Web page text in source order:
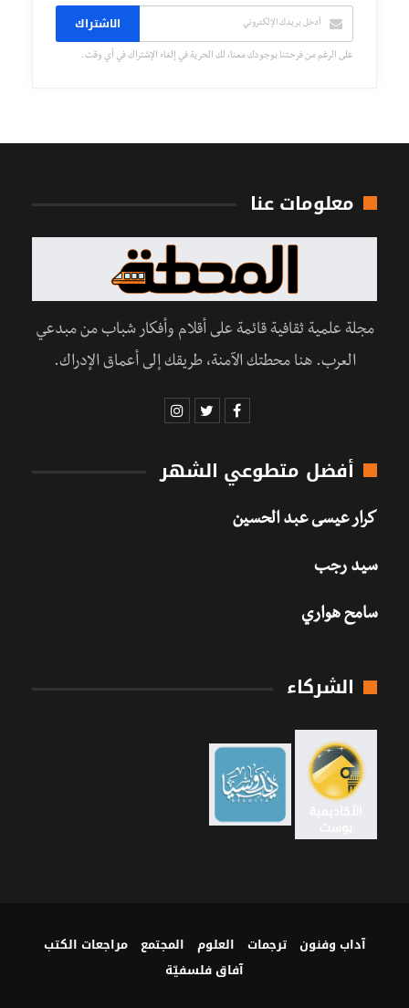
الاشتراك
على الرغم من فرحتنا بوجودك معنا، لك الحرية في إلغاء الإشتراك في أي وقت.
معلومات عنا
مجلة علمية ثقافية قائمة على أقلام وأفكار شباب من مبدعي
العرب. هنا محطتك الآمنة، طريقك إلى أعماق الإدراك.
أفضل متطوعي الشهر
كرار عيسى عبد الحسين
سيد رجب
سامح هواري
الشركاء
آداب وفنون ترجمات العلوم المجتمع
مراجعات الكتب
آفاق فلسفيّة‎